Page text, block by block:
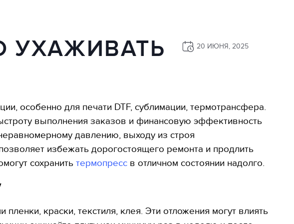
УХАЖИВАТЬ
20 ИЮНЯ, 2025
особенно для печати DTF, сублимации, термотрансфера.
выполнения заказов и финансовую эффективность
давлению, выходу из строя
избежать дорогостоящего ремонта и продлить
сохранить термопресс в отличном состоянии надолго.
краски, текстиля, клея. Эти отложения могут влиять